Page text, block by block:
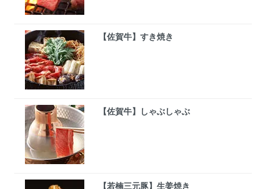
【佐賀牛】すき焼き
【佐賀牛】しゃぶしゃぶ
【若楠三元豚】生姜焼き